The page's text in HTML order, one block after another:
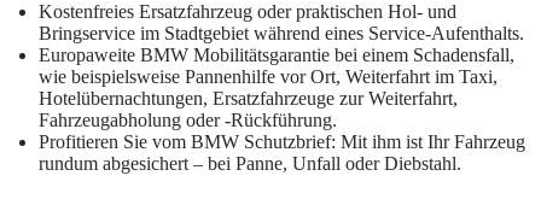
Kostenfreies Ersatzfahrzeug oder praktischen Hol- und
Bringservice im Stadtgebiet während eines Service-Aufenthalts.
Europaweite BMW Mobilitätsgarantie bei einem Schadensfall,
wie beispielsweise Pannenhilfe vor Ort, Weiterfahrt im Taxi,
Hotelübernachtungen, Ersatzfahrzeuge zur Weiterfahrt,
Fahrzeugabholung oder -Rückführung.
Profitieren Sie vom BMW Schutzbrief: Mit ihm ist Ihr Fahrzeug
rundum abgesichert – bei Panne, Unfall oder Diebstahl.